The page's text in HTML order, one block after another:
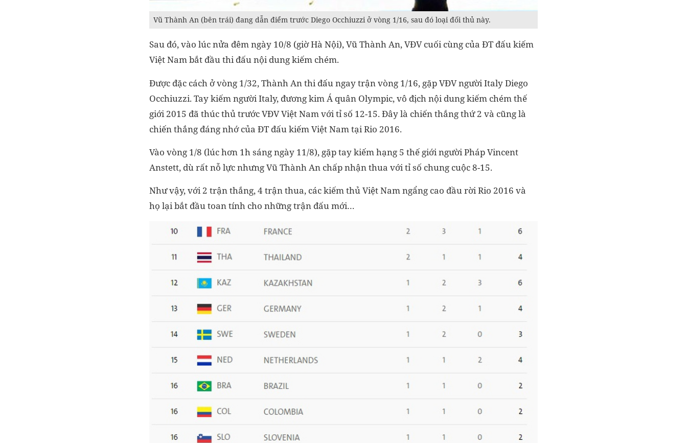
Vũ Thành An (bên trái) đang dẫn điểm trước Diego Occhiuzzi ở vòng 1/16, sau đó loại đối thủ này.
Sau đó, vào lúc nửa đêm ngày 10/8 (giờ Hà Nội), Vũ Thành An, VĐV cuối cùng của ĐT đấu kiếm
Việt Nam bắt đầu thi đấu nội dung kiếm chém.
Được đặc cách ở vòng 1/32, Thành An thi đấu ngay trận vòng 1/16, gặp VĐV người Italy Diego
Occhiuzzi. Tay kiếm người Italy, đương kim Á quân Olympic, vô địch nội dung kiếm chém thế
giới 2015 đã thúc thủ trước VĐV Việt Nam với tỉ số 12-15. Đây là chiến thắng thứ 2 và cũng là
chiến thắng đáng nhớ của ĐT đấu kiếm Việt Nam tại Rio 2016.
Vào vòng 1/8 (lúc hơn 1h sáng ngày 11/8), gặp tay kiếm hạng 5 thế giới người Pháp Vincent
Anstett, dù rất nỗ lực nhưng Vũ Thành An chấp nhận thua với tỉ số chung cuộc 8-15.
Như vậy, với 2 trận thắng, 4 trận thua, các kiếm thủ Việt Nam ngẩng cao đầu rời Rio 2016 và
họ lại bắt đầu toan tính cho những trận đấu mới…